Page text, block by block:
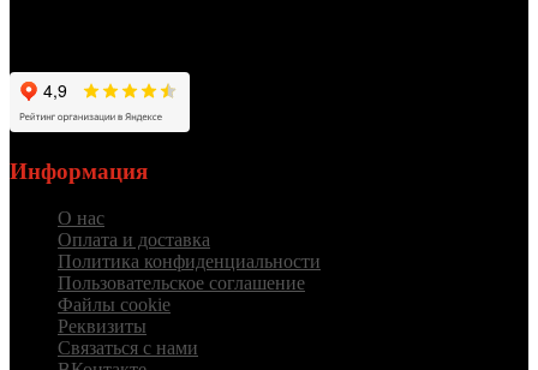
Информация
О нас
Оплата и доставка
Политика конфиденциальности
Пользовательское соглашение
Файлы cookie
Реквизиты
Связаться с нами